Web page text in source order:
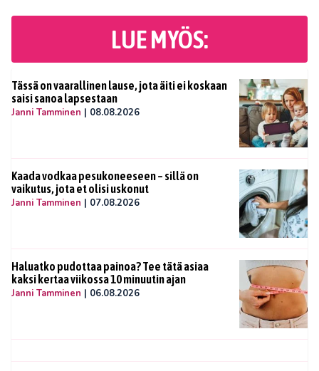
LUE MYÖS:
Tässä on vaarallinen lause, jota äiti ei koskaan
saisi sanoa lapsestaan
Janni Tamminen | 08.08.2026
Kaada vodkaa pesukoneeseen – sillä on
vaikutus, jota et olisi uskonut
Janni Tamminen | 07.08.2026
Haluatko pudottaa painoa? Tee tätä asiaa
kaksi kertaa viikossa 10 minuutin ajan
Janni Tamminen | 06.08.2026